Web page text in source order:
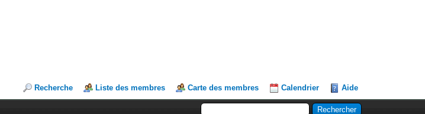
Recherche Liste des membres Carte des membres Calendrier Aide